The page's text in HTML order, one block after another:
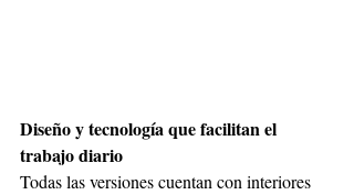
Diseño y tecnología que facilitan el
trabajo diario
Todas las versiones cuentan con interiores